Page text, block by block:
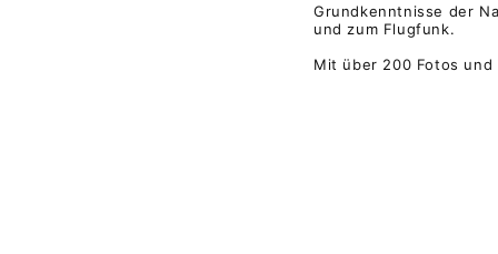
Grundkenntnisse der
und zum Flugfunk.
Mit über 200 Fotos und